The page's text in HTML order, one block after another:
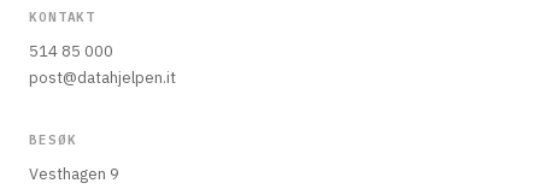
KONTAKT
514 85 000
post@datahjelpen.it
BESØK
Vesthagen 9